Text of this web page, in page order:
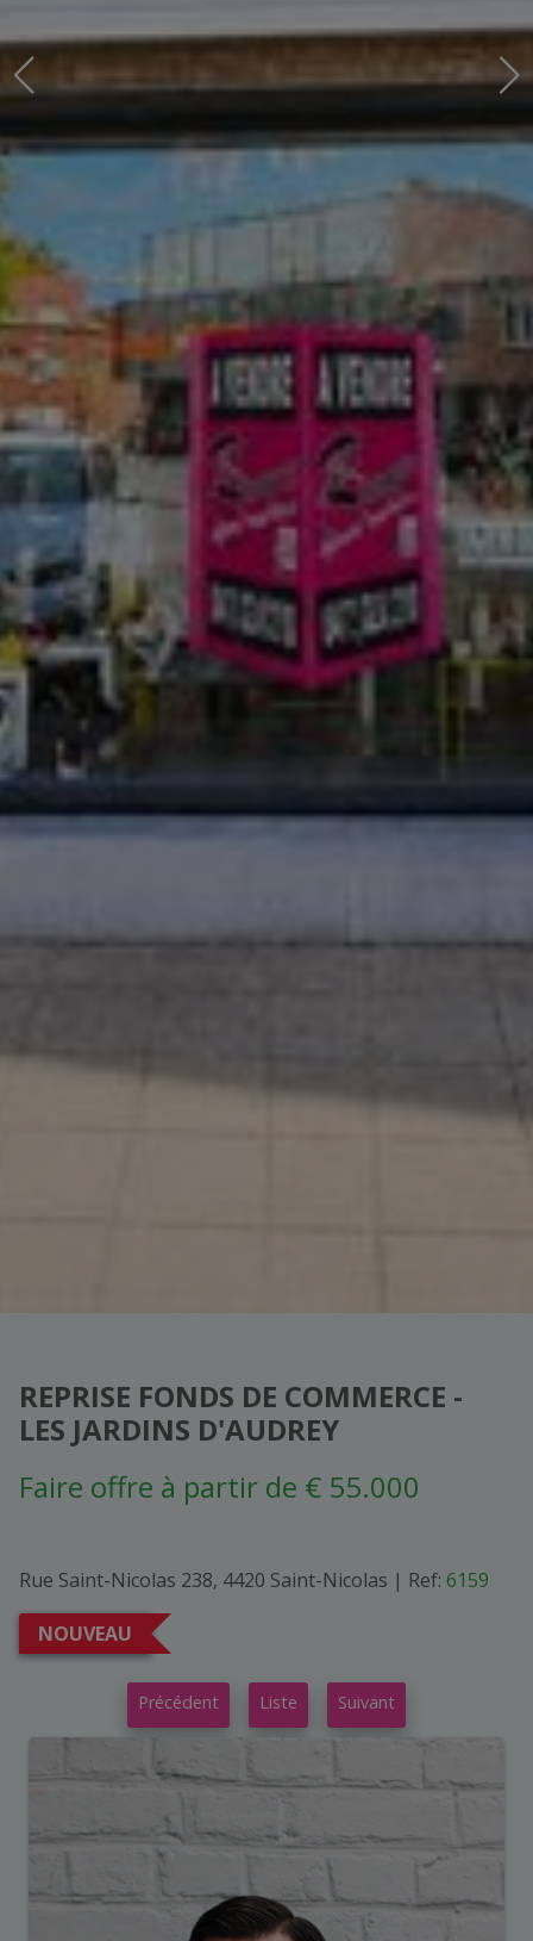
REPRISE FONDS DE COMMERCE -
LES JARDINS D'AUDREY
Faire offre à partir de € 55.000
Rue Saint-Nicolas 238, 4420 Saint-Nicolas | Ref: 6159
NOUVEAU
Précédent Liste Suivant